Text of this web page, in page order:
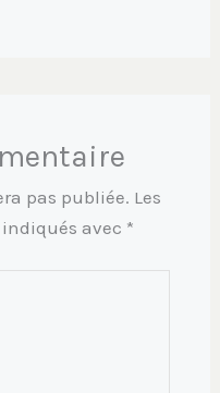
pas publiée. Les
avec *